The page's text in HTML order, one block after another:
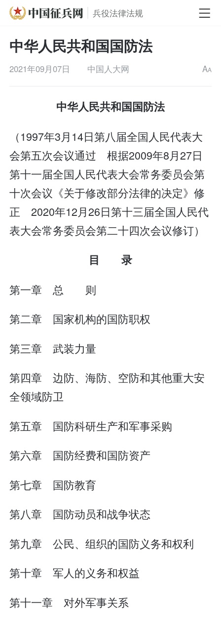
兵役法律法规
中华人民共和国国防法
2021年09月07日 中国人大网 AA
中华人民共和国国防法
（1997年3月14日第八届全国人民代表大
会第五次会议通过 根据2009年8月27日
第十一届全国人民代表大会常务委员会第
十次会议《关于修改部分法律的决定》修
正 2020年12月26日第十三届全国人民代
表大会常务委员会第二十四次会议修订）
目 录
第一章 总 则
第二章 国家机构的国防职权
第三章 武装力量
第四章 边防、海防、空防和其他重大安
全领域防卫
第五章 国防科研生产和军事采购
第六章 国防经费和国防资产
第七章 国防教育
第八章 国防动员和战争状态
第九章 公民、组织的国防义务和权利
第十章 军人的义务和权益
第十一章 对外军事关系